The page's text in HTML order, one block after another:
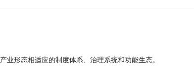
业形态相适应的制度体系、治理系统和功能生态。